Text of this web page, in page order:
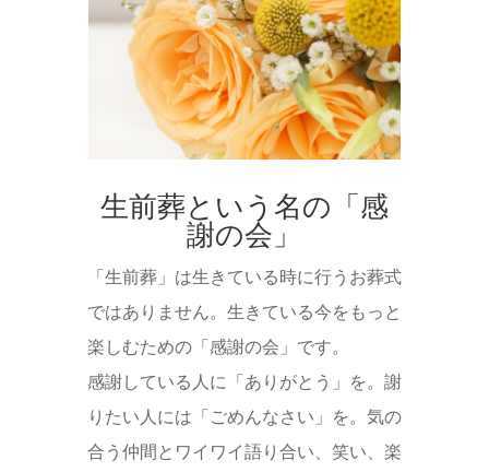
生前葬という名の「感
謝の会」
「生前葬」は生きている時に行うお葬式
ではありません。生きている今をもっと
楽しむための「感謝の会」です。
感謝している人に「ありがとう」を。謝
りたい人には「ごめんなさい」を。気の
合う仲間とワイワイ語り合い、笑い、楽